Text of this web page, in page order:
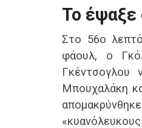
Λαμία
Τελικό
Λαμία
Αταλάντη
Το
Στο 56ο
φάουλ, ο
Μπουχαλάκη